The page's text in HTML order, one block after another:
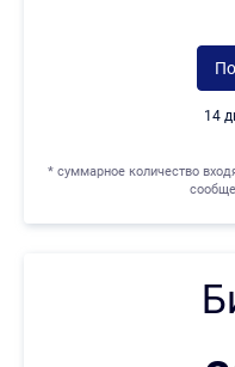
14
* суммарное количество